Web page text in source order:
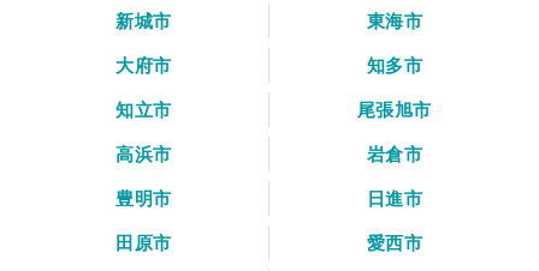
新城市
東海市
大府市
知多市
知立市
尾張旭市
高浜市
岩倉市
豊明市
日進市
田原市
愛西市